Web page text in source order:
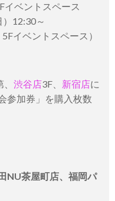
イベントスペース
12:30～
イベントスペース）
渋谷店3F、 新宿店に
参加券」を購入枚数
NU茶屋町店、福岡パ